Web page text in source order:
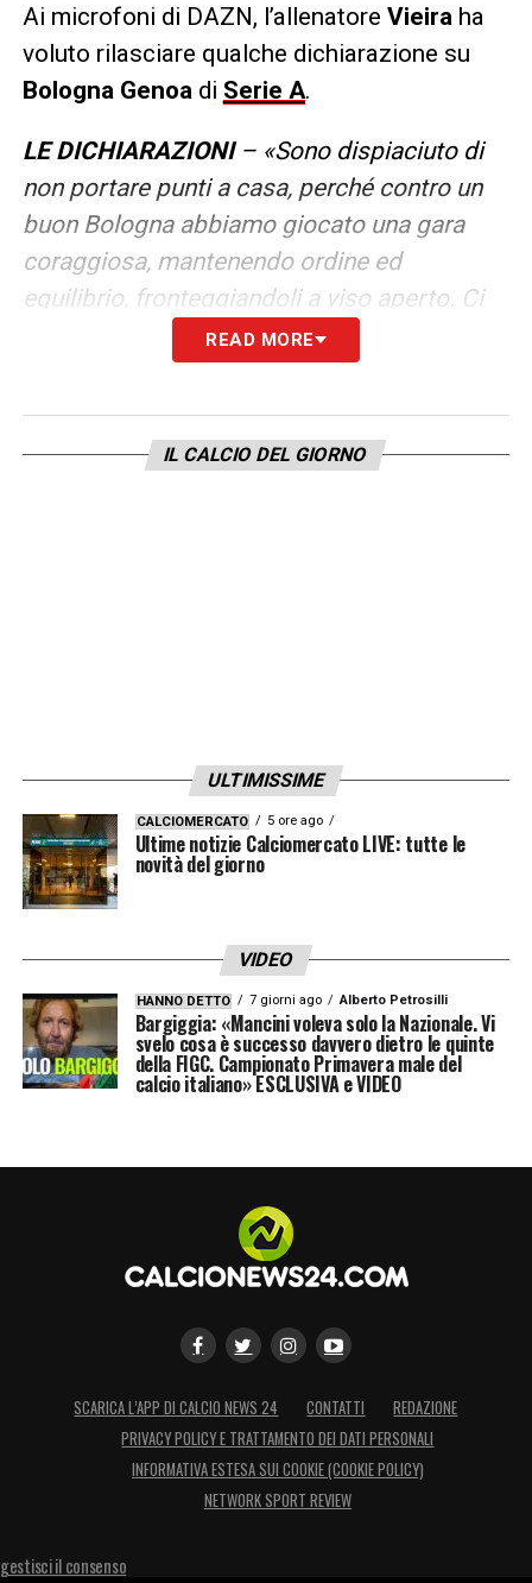
Ai microfoni di DAZN, l’allenatore Vieira ha
voluto rilasciare qualche dichiarazione su
Bologna Genoa di Serie A.
LE DICHIARAZIONI– «Sono dispiaciuto di
non portare punti a casa, perché contro un
buon Bologna abbiamo giocato una gara
coraggiosa, mantenendo ordine ed
equilibrio, fronteggiandoli a viso aperto. Ci
mancano punti, ma ho visto determinazione
ed entusiasmo e sono felice di quello che
abbiamo fatto vedere contro una squadra
anche complicata da affrontare. È un
READ MORE
IL CALCIO DEL GIORNO
ULTIMISSIME
CALCIOMERCATO 5 ore ago
Ultime notizie Calciomercato LIVE: tutte le
novità del giorno
VIDEO
HANNO DETTO 7 giorni ago Alberto Petrosilli
Bargiggia: «Mancini voleva solo la Nazionale. Vi
svelo cosa è successo davvero dietro le quinte
della FIGC. Campionato Primavera male del
calcio italiano» ESCLUSIVA e VIDEO
SCARICA L’APP DI CALCIO NEWS 24 CONTATTI
REDAZIONE
PRIVACY POLICY E TRATTAMENTO DEI DATI PERSONALI
INFORMATIVA ESTESA SUI COOKIE (COOKIE POLICY)
NETWORK SPORT REVIEW
gestisci il consenso